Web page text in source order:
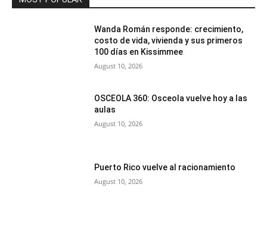
Wanda Román responde: crecimiento,
costo de vida, vivienda y sus primeros
100 días en Kissimmee
August 10, 2026
OSCEOLA 360: Osceola vuelve hoy a las
aulas
August 10, 2026
Puerto Rico vuelve al racionamiento
August 10, 2026